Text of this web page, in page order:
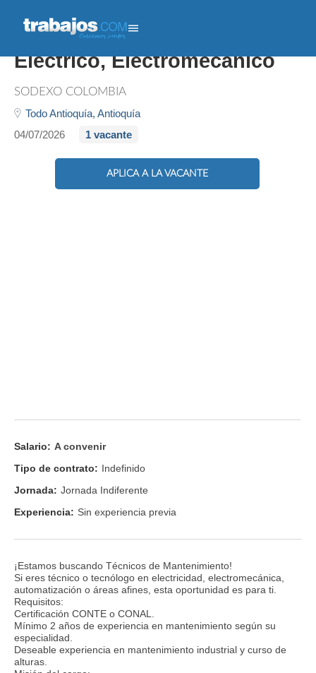
Técnico De Mantenimiento
Eléctrico, Electromecánico
SODEXO COLOMBIA
Todo Antioquía, Antioquía
04/07/2026
1 vacante
APLICA A LA VACANTE
Salario: A convenir
Tipo de contrato: Indefinido
Jornada: Jornada Indiferente
Experiencia: Sin experiencia previa
¡Estamos buscando Técnicos de Mantenimiento!
Si eres técnico o tecnólogo en electricidad, electromecánica,
automatización o áreas afines, esta oportunidad es para ti.
Requisitos:
Certificación CONTE o CONAL.
Mínimo 2 años de experiencia en mantenimiento según su
especialidad.
Deseable experiencia en mantenimiento industrial y curso de
alturas.